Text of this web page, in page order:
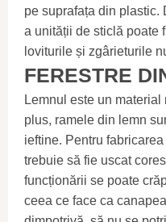
pe suprafața din plastic.
a unității de sticlă poate
loviturile și zgârieturile
FERESTRE
Lemnul este un
plus, ramele din lemn
ieftine. Pentru
trebuie să fie uscat
funcționării se poate
ceea ce face ca